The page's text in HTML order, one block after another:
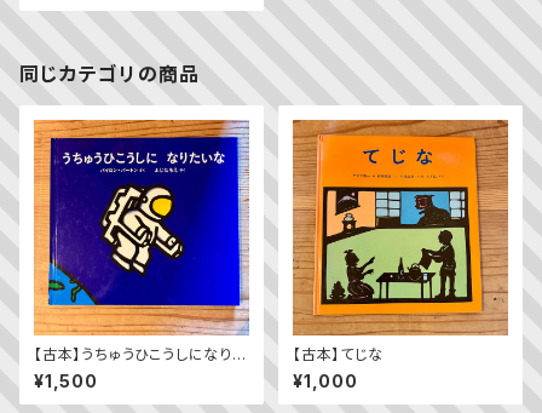
同じカテゴリの商品
【古本】うちゅうひこうしになりた
いな
¥1,500
【古本】てじな
¥1,000